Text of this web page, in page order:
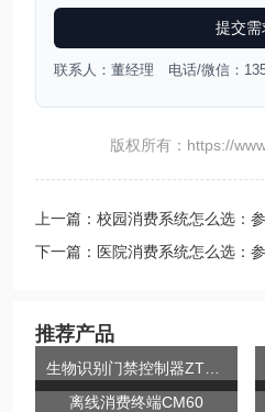
提交需
联系人：董经理 电话/微信：
版权所有：https://
上一篇：校园消费系统怎么选：
断
下一篇：医院消费系统怎么选：
推荐产品
离线消费终端CM60